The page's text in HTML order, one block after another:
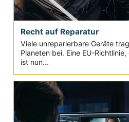
Recht auf Reparatur
Viele unreparierbare Geräte
Planeten bei. Eine EU-
ist nun...